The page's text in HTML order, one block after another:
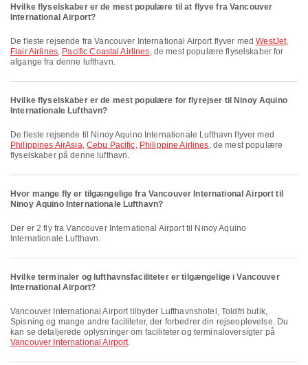
Hvilke flyselskaber er de mest populære til at flyve fra Vancouver
International Airport?
De fleste rejsende fra Vancouver International Airport flyver medWestJet,
Flair Airlines, Pacific Coastal Airlines, de mest populære flyselskaber for
afgange fra denne lufthavn.
Hvilke flyselskaber er de mest populære for flyrejser til Ninoy Aquino
Internationale Lufthavn?
De fleste rejsende til Ninoy Aquino Internationale Lufthavn flyver med
Philippines AirAsia, Cebu Pacific, Philippine Airlines, de mest populære
flyselskaber på denne lufthavn.
Hvor mange fly er tilgængelige fra Vancouver International Airport til
Ninoy Aquino Internationale Lufthavn?
Der er 2 fly fra Vancouver International Airport til Ninoy Aquino
Internationale Lufthavn.
Hvilke terminaler og lufthavnsfaciliteter er tilgængelige i Vancouver
International Airport?
Vancouver International Airport tilbyder Lufthavnshotel, Toldfri butik,
Spisning og mange andre faciliteter, der forbedrer din rejseoplevelse. Du
kan se detaljerede oplysninger om faciliteter og terminaloversigter på
Vancouver International Airport.